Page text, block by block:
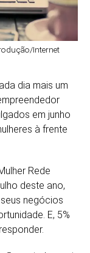
Internet
dia mais um
em junho
à frente
Rede
deste ano,
negócios
E, 5%